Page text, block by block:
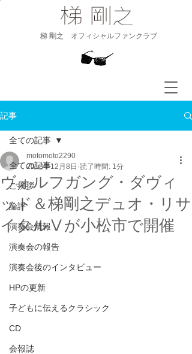
​梯 剛之 オフィシャルファンクラブ
記事
全ての記事
ご挨拶
論評
演奏会情報
演奏会の報告
演奏会後のインタビュー
HPの更新
子どもに伝えるクラシック
CD
会報誌
全ての記事
ヴォルフガング・ダヴィ
ッド＆梯剛之デュオ・リサ
イタルⅤが小松市で開催
motomoto2290
2018年12月8日 読了時間: 1分